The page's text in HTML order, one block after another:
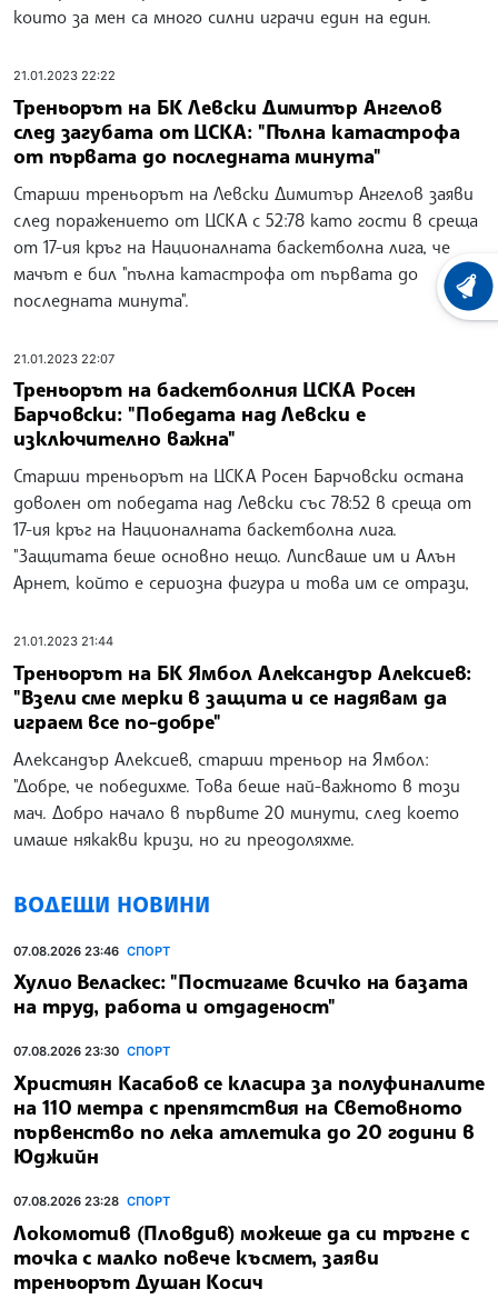
които за мен са много силни играчи един на един.
21.01.2023 22:22
Треньорът на БК Левски Димитър Ангелов
след загубата от ЦСКА: "Пълна катастрофа
от първата до последната минута"
Старши треньорът на Левски Димитър Ангелов заяви
след поражението от ЦСКА с 52:78 като гости в среща
от 17-ия кръг на Националната баскетболна лига, че
мачът е бил "пълна катастрофа от първата до
последната минута".
21.01.2023 22:07
Треньорът на баскетболния ЦСКА Росен
Барчовски: "Победата над Левски е
изключително важна"
Старши треньорът на ЦСКА Росен Барчовски остана
доволен от победата над Левски със 78:52 в среща от
17-ия кръг на Националната баскетболна лига.
"Защитата беше основно нещо. Липсваше им и Алън
Арнет, който е сериозна фигура и това им се отрази,
21.01.2023 21:44
Треньорът на БК Ямбол Александър Алексиев:
"Взели сме мерки в защита и се надявам да
играем все по-добре"
Александър Алексиев, старши треньор на Ямбол:
"Добре, че победихме. Това беше най-важното в този
мач. Добро начало в първите 20 минути, след което
имаше някакви кризи, но ги преодоляхме.
ВОДЕЩИ НОВИНИ
07.08.2026 23:46 СПОРТ
Хулио Веласкес: "Постигаме всичко на базата
на труд, работа и отдаденост"
07.08.2026 23:30 СПОРТ
Християн Касабов се класира за полуфиналите
на 110 метра с препятствия на Световното
първенство по лека атлетика до 20 години в
Юджийн
07.08.2026 23:28 СПОРТ
Локомотив (Пловдив) можеше да си тръгне с
точка с малко повече късмет, заяви
треньорът Душан Косич